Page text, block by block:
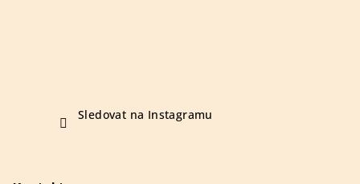
Sledovat na Instagramu